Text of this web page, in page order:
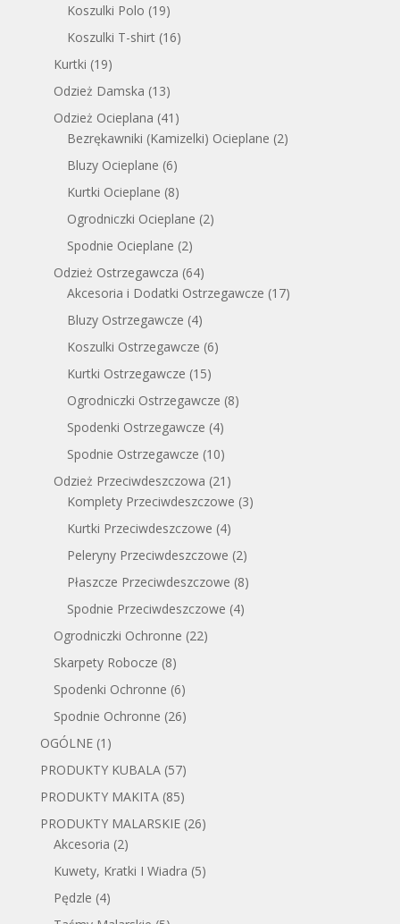
Koszulki Polo (19)
Koszulki T-shirt (16)
Kurtki (19)
Odzież Damska (13)
Odzież Ocieplana (41)
Bezrękawniki (Kamizelki) Ocieplane (2)
Bluzy Ocieplane (6)
Kurtki Ocieplane (8)
Ogrodniczki Ocieplane (2)
Spodnie Ocieplane (2)
Odzież Ostrzegawcza (64)
Akcesoria i Dodatki Ostrzegawcze (17)
Bluzy Ostrzegawcze (4)
Koszulki Ostrzegawcze (6)
Kurtki Ostrzegawcze (15)
Ogrodniczki Ostrzegawcze (8)
Spodenki Ostrzegawcze (4)
Spodnie Ostrzegawcze (10)
Odzież Przeciwdeszczowa (21)
Komplety Przeciwdeszczowe (3)
Kurtki Przeciwdeszczowe (4)
Peleryny Przeciwdeszczowe (2)
Płaszcze Przeciwdeszczowe (8)
Spodnie Przeciwdeszczowe (4)
Ogrodniczki Ochronne (22)
Skarpety Robocze (8)
Spodenki Ochronne (6)
Spodnie Ochronne (26)
OGÓLNE (1)
PRODUKTY KUBALA (57)
PRODUKTY MAKITA (85)
PRODUKTY MALARSKIE (26)
Akcesoria (2)
Kuwety, Kratki I Wiadra (5)
Pędzle (4)